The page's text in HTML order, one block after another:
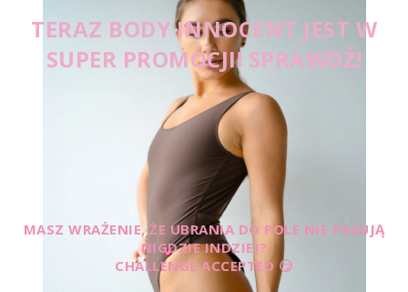
TERAZ BODY INNOCENT JEST W
SUPER PROMOCJI! SPRAWDŹ!
MASZ WRAŻENIE, ŻE UBRANIA DO POLE NIE PASUJĄ
NIGDZIE INDZIEJ?
CHALLENGE ACCEPTED 😏